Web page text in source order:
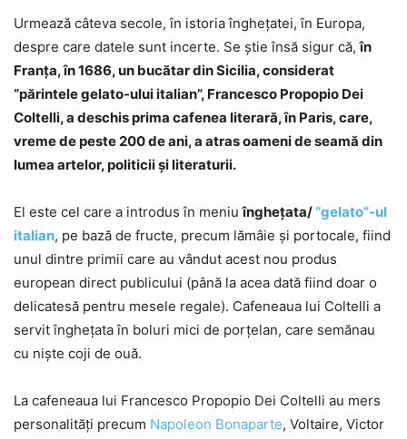
Urmează câteva secole, în istoria îngheţatei, în Europa,
despre care datele sunt incerte. Se ştie însă sigur că,în
Franţa, în 1686, un bucătar din Sicilia, considerat
“părintele gelato-ului italian”, Francesco Propopio Dei
Coltelli, a deschis prima cafenea literară, în Paris, care,
vreme de peste 200 de ani, a atras oameni de seamă din
lumea artelor, politicii și literaturii.
El este cel care a introdus în meniuîngheţata/“gelato”-ul
italian, pe bază de fructe, precum lămâie și portocale, fiind
unul dintre primii care au vândut acest nou produs
european direct publicului (până la acea dată fiind doar o
delicatesă pentru mesele regale). Cafeneaua lui Coltelli a
servit îngheţata în boluri mici de porțelan, care semănau
cu nişte coji de ouă.
La cafeneaua lui Francesco Propopio Dei Coltelli au mers
personalităţi precum Napoleon Bonaparte, Voltaire, Victor